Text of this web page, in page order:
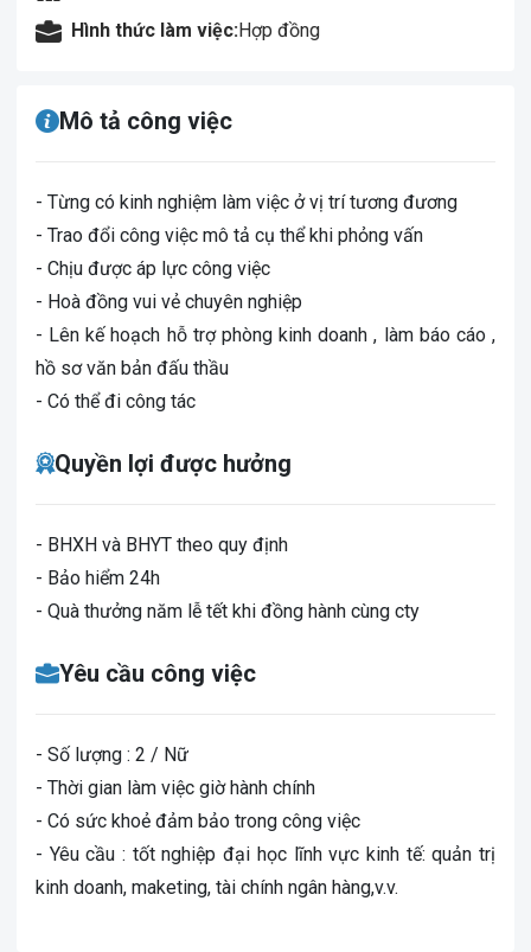
Hình thức làm việc:Hợp đồng
Mô tả công việc
- Từng có kinh nghiệm làm việc ở vị trí tương đương
- Trao đổi công việc mô tả cụ thể khi phỏng vấn
- Chịu được áp lực công việc
- Hoà đồng vui vẻ chuyên nghiệp
- Lên kế hoạch hỗ trợ phòng kinh doanh , làm báo cáo ,
hồ sơ văn bản đấu thầu
- Có thể đi công tác
Quyền lợi được hưởng
- BHXH và BHYT theo quy định
- Bảo hiểm 24h
- Quà thưởng năm lễ tết khi đồng hành cùng cty
Yêu cầu công việc
- Số lượng : 2 / Nữ
- Thời gian làm việc giờ hành chính
- Có sức khoẻ đảm bảo trong công việc
- Yêu cầu : tốt nghiệp đại học lĩnh vực kinh tế: quản trị
kinh doanh, maketing, tài chính ngân hàng,v.v.